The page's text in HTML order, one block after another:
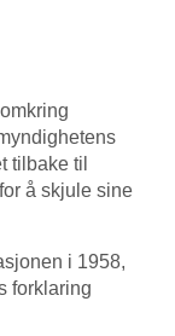
tilbake til
å skjule sine
i 1958,
forklaring